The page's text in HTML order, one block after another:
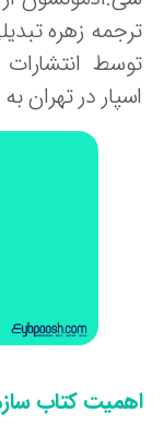
زهره تبدیلی
انتشارات
در تهران به
کتاب